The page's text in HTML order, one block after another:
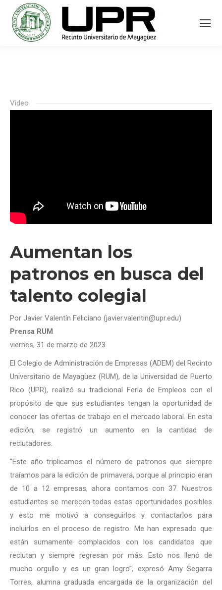
Video
Aumentan los
patronos en busca del
talento colegial
Por Javier Valentín Feliciano (javier.valentin@upr.edu)
Prensa RUM
viernes, 31 de marzo de 2023
El Colegio de Administración de Empresas (ADEM) del Recinto
Universitario de Mayagüez (RUM), de la Universidad de Puerto
Rico (UPR), realizó su tradicional Feria de Empleos con el
propósito de que sus estudiantes tengan la oportunidad de
conocer las ofertas de trabajo en el mercado laboral. En esta
edición, se registró un aumento en la cantidad de
reclutadores.
“Este año triplicamos el número de patronos que siempre
traíamos para la edición de primavera, porque al principio eran
de 10 a 12 empresas, ahora contamos con 37. Nuestros
estudiantes se merecen todas estas oportunidades posibles
y esto me motivó a conseguirlos y contactarlos para
incluirlos en el proceso de registro. Me han expresado que
están sumamente complacidos con los candidatos que
reclutan y siempre regresan por más. Esto nos llenó de
mucho orgullo y es un gran logro”, expresó Amy Segarra
Torres, alumna graduada encargada de la organización del